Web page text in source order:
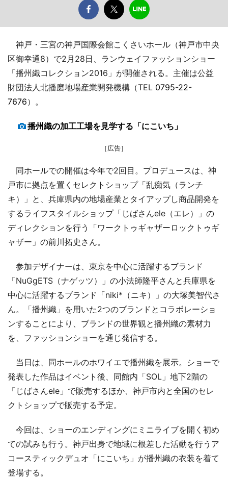
神戸・三宮の神戸国際会館こくさいホール（神戸市中央
区御幸通8）で2月28日、ランウェイファッションショー
「播州織コレクション2016」が開催される。主催は公益
財団法人北播磨地場産業開発機構（TEL 0795-22-
7676）。
播州織の加工工場を見学する「にこいち」
［広告］
同ホールでの開催は今年で2回目。プロデュースは、神
戸市に拠点を置くセレクトショップ「乱痴気（ランチ
キ）」と、兵庫県内の地場産業とタイアップし商品開発を
するライフスタイルショップ「じばさんele（エレ）」の
ディレクションを行う「ワークトゥギャザーロックトゥギ
ャザー」の前川拓史さん。
参加デザイナーは、東京を中心に活躍するブランド
「NuGgETS（ナゲッツ）」の小法師隆平さんと兵庫県を
中心に活躍するブランド「niki*（ニキ）」の大塚美智代さ
ん。「播州織」を用いた2つのブランドとコラボレーショ
ンすることにより、ブランドの世界観と播州織の素材力
を、ファッションショーを通じ発信する。
当日は、同ホールのホワイエで播州織を展示。ショーで
発表した作品はイベント後、同館内「SOL」地下2階の
「じばさんele」で販売するほか、神戸市内と全国のセレ
クトショップで販売する予定。
今回は、ショーのエンディングにミニライブを開く初め
ての試みも行う。神戸出身で地域に根差した活動を行うア
コースティックデュオ「にこいち」が播州織の衣装を着て
登場する。